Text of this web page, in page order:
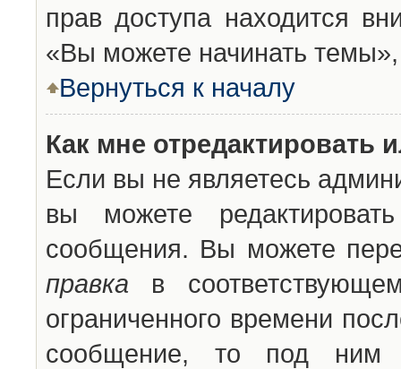
прав доступа находится
«Вы можете начинать
Вернуться к началу
Как мне отредактировать
Если вы не являетесь
вы можете
сообщения. Вы можете
правка в
ограниченного времени
сообщение, то под ним